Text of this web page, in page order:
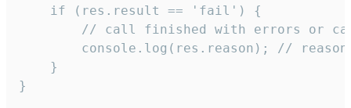
    if (res.result == 'fail') {
// call finished with errors or
console.log(res.reason); //
    }
}